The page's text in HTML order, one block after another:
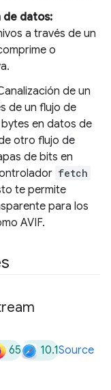
de datos:
a través de un
o
de un
de un flujo de
en datos de
otro flujo de
de bits en
fetch
te permite
para los
AVIF.
65 10.1Source